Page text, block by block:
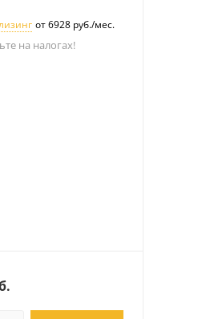
от 6928 руб./мес.
на налогах!